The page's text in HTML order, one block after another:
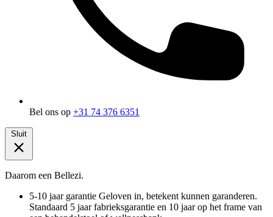
Bel ons op +31 74 376 6351
Sluit
Daarom een Bellezi.
5-10 jaar garantie Geloven in, betekent kunnen garanderen.
Standaard 5 jaar fabrieksgarantie en 10 jaar op het frame van